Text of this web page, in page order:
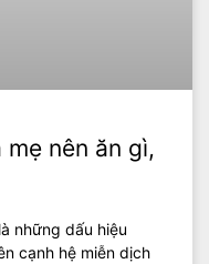
nên ăn gì,
những dấu hiệu
cạnh hệ miễn dịch